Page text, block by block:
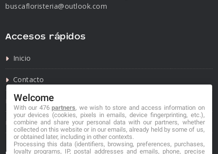
buscafloristeria@outlook.com
Accesos rápidos
Inicio
Contacto
Política de privacidad
Política de cookies
Welcome
With our 476partners, we wish to store and access information on
your devices (cookies, pixels in emails, device fingerprinting, etc.),
combine and share your personal data with our partners, whether
collected on this website or in our emails, already held by some of us,
or obtained later, including in other contexts.
Processing this data (identifiers, browsing, preferences, purchases,
loyalty programs, IP, postal addresses and emails, phone, precise